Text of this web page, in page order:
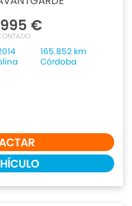
€
165.852 km
Córdoba